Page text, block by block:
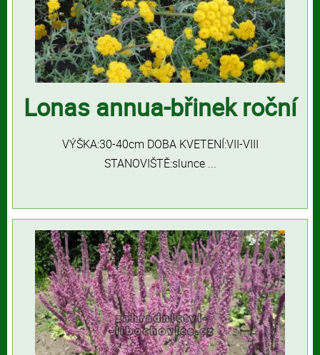
Lonas annua-břinek roční
VÝŠKA:30-40cm DOBA KVETENÍ:VII-VIII
STANOVIŠTĚ:slunce ...